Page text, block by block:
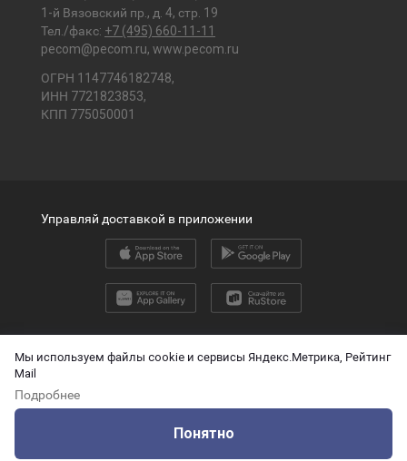
Мы используем файлы cookie и сервисы Яндекс.Метрика, Рейтинг
Mail
Подробнее
Понятно
1-й Вязовский пр., д. 4, стр. 19
Тел./факс: +7 (495) 660-11-11
pecom@pecom.ru, www.pecom.ru
ОГРН 1147746182748,
ИНН 7721823853,
КПП 775050001
2026 © ООО «ПЭК»
О защите персональных данных
Технические данные для ИИ
Управляй доставкой в приложении